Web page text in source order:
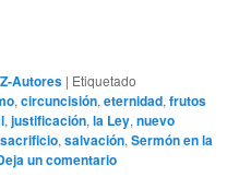
Autores | Etiquetado
,circuncisión,eternidad,frutos
,justificación,la Ley,nuevo
sacrificio,salvación,Sermón en la
un comentario